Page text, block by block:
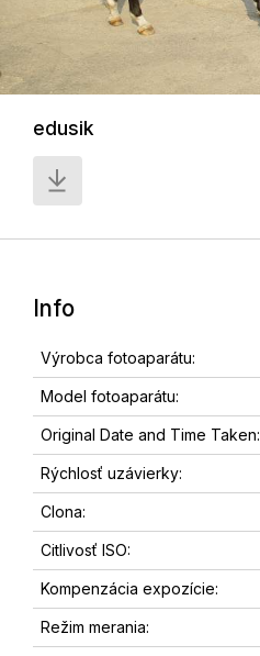
edusik
Info
Výrobca fotoaparátu:
Model fotoaparátu:
Original Date and Time Taken:
Rýchlosť uzávierky:
Clona:
Citlivosť ISO:
Kompenzácia expozície:
Režim merania: